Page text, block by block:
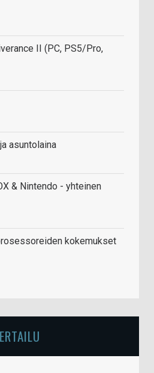
II (PC, PS5/Pro,
asuntolaina
& Nintendo - yhteinen
kokemukset